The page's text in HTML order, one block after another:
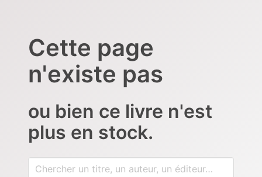
Cette page
n'existe pas
ou bien ce livre n'est
plus en stock.